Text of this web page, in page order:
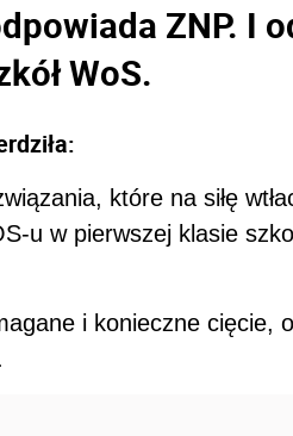
ZNP. I
WoS.
które na siłę
u w pierwszej klasie
i konieczne cięcie,